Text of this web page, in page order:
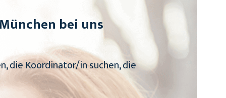
bei uns
die Koordinator/in suchen, die